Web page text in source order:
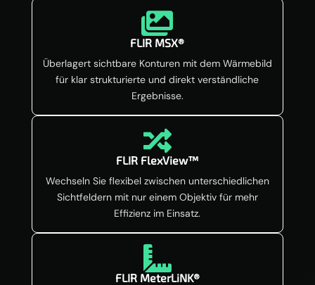

FLIR MSX®
Überlagert sichtbare Konturen mit dem Wärmebild
für klar strukturierte und direkt verständliche
Ergebnisse.

FLIR FlexView™
Wechseln Sie flexibel zwischen unterschiedlichen
Sichtfeldern mit nur einem Objektiv für mehr
Effizienz im Einsatz.

FLIR MeterLiNK®